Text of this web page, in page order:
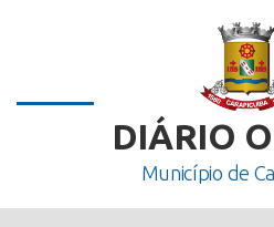
DIÁRIO
Município de